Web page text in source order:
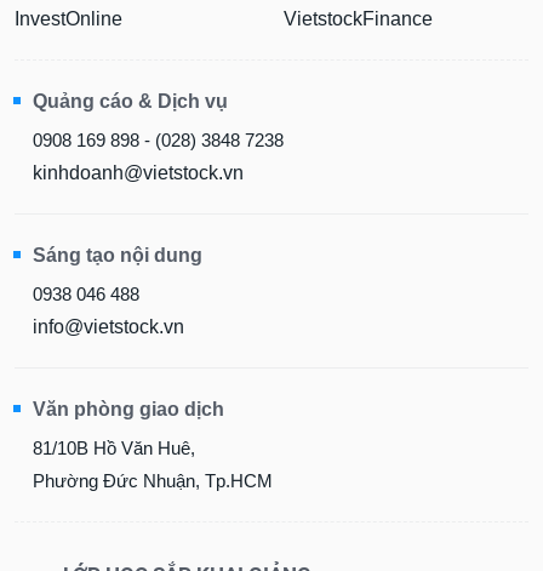
InvestOnline
VietstockFinance
Quảng cáo & Dịch vụ
0908 169 898 - (028) 3848 7238
kinhdoanh@vietstock.vn
Sáng tạo nội dung
0938 046 488
info@vietstock.vn
Văn phòng giao dịch
81/10B Hồ Văn Huê,
Phường Đức Nhuận, Tp.HCM